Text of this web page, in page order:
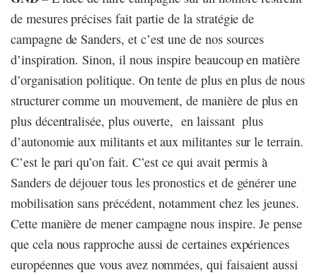
de mesures précises fait partie de la stratégie de
campagne de Sanders, et c’est une de nos sources
d’inspiration. Sinon, il nous inspire beaucoup en matière
d’organisation politique. On tente de plus en plus de nous
structurer comme un mouvement, de manière de plus en
plus décentralisée, plus ouverte, en laissant plus
d’autonomie aux militants et aux militantes sur le terrain.
C’est le pari qu’on fait. C’est ce qui avait permis à
Sanders de déjouer tous les pronostics et de générer une
mobilisation sans précédent, notamment chez les jeunes.
Cette manière de mener campagne nous inspire. Je pense
que cela nous rapproche aussi de certaines expériences
européennes que vous avez nommées, qui faisaient aussi